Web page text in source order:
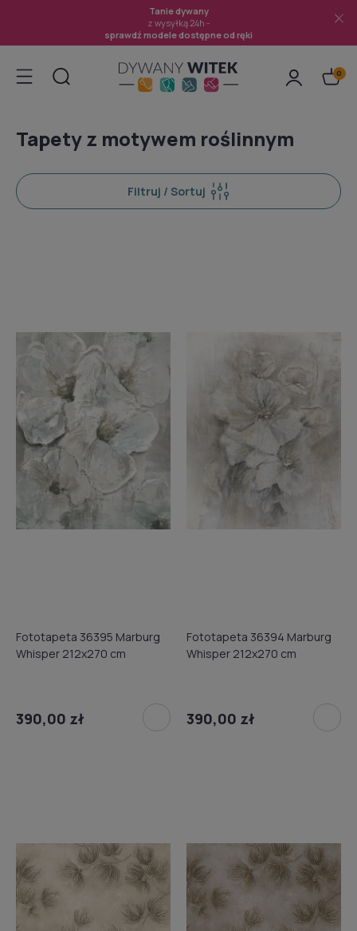
Tanie dywany
z wysyłką 24h -
sprawdź modele dostępne od ręki
Tapety z motywem roślinnym
Filtruj / Sortuj
Fototapeta 36395 Marburg
Whisper 212x270 cm
390,00 zł
Fototapeta 36394 Marburg
Whisper 212x270 cm
390,00 zł